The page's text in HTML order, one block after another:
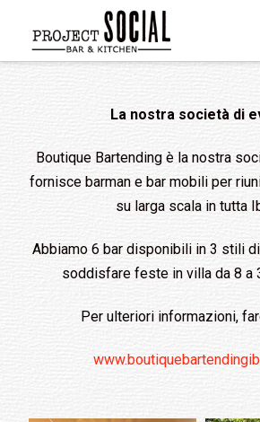
La nostra società di
Boutique Bartending è la nostra
fornisce barman e bar mobili per
su larga scala in tutta
Abbiamo 6 bar disponibili in 3 stili
soddisfare feste in villa da 8 a
Per ulteriori informazioni,